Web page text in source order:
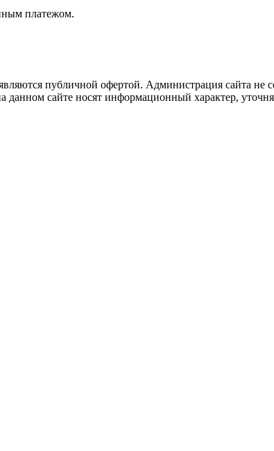
платежом.
публичной офертой. Администрация сайта не
сайте носят информационный характер,